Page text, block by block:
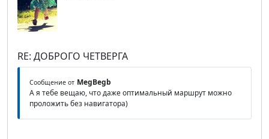
RE: ДОБРОГО ЧЕТВЕРГА
Сообщение от MegBegb
А я тебе вещаю, что даже оптимальный маршрут можно
проложить без навигатора)